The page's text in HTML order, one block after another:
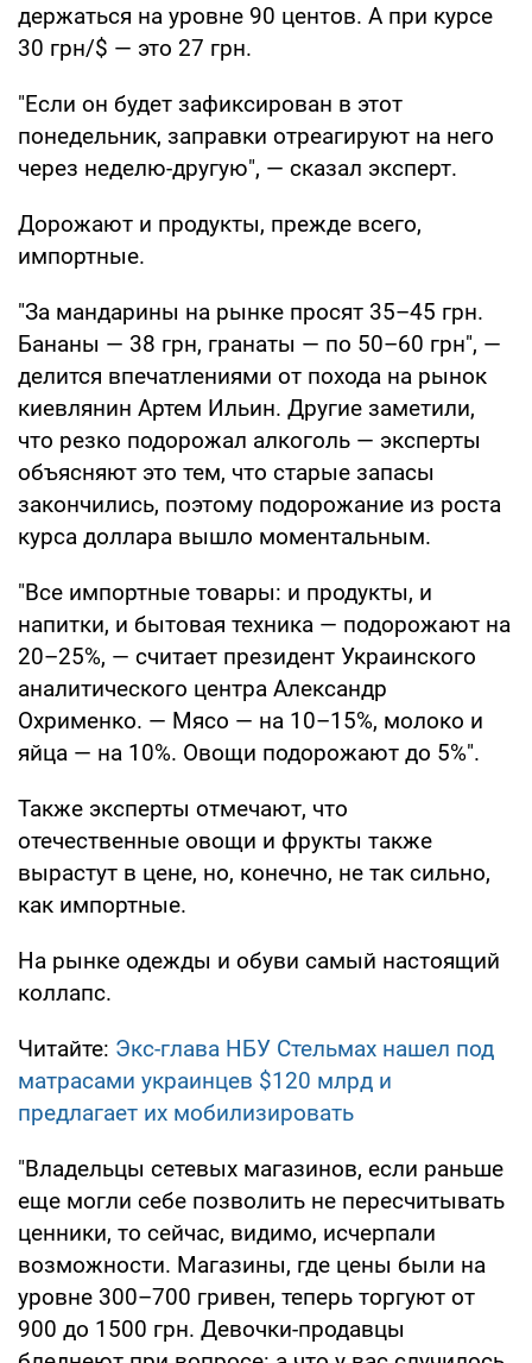
держаться на уровне 90 центов. А при курсе
30 грн/$ — это 27 грн.
"Если он будет зафиксирован в этот
понедельник, заправки отреагируют на него
через неделю-другую", — сказал эксперт.
Дорожают и продукты, прежде всего,
импортные.
"За мандарины на рынке просят 35–45 грн.
Бананы — 38 грн, гранаты — по 50–60 грн", —
делится впечатлениями от похода на рынок
киевлянин Артем Ильин. Другие заметили,
что резко подорожал алкоголь — эксперты
объясняют это тем, что старые запасы
закончились, поэтому подорожание из роста
курса доллара вышло моментальным.
"Все импортные товары: и продукты, и
напитки, и бытовая техника — подорожают на
20–25%, — считает президент Украинского
аналитического центра Александр
Охрименко. — Мясо — на 10–15%, молоко и
яйца — на 10%. Овощи подорожают до 5%".
Также эксперты отмечают, что
отечественные овощи и фрукты также
вырастут в цене, но, конечно, не так сильно,
как импортные.
На рынке одежды и обуви самый настоящий
коллапс.
Читайте: Экс-глава НБУ Стельмах нашел под
матрасами украинцев $120 млрд и
предлагает их мобилизировать
"Владельцы сетевых магазинов, если раньше
еще могли себе позволить не пересчитывать
ценники, то сейчас, видимо, исчерпали
возможности. Магазины, где цены были на
уровне 300–700 гривен, теперь торгуют от
900 до 1500 грн. Девочки-продавцы